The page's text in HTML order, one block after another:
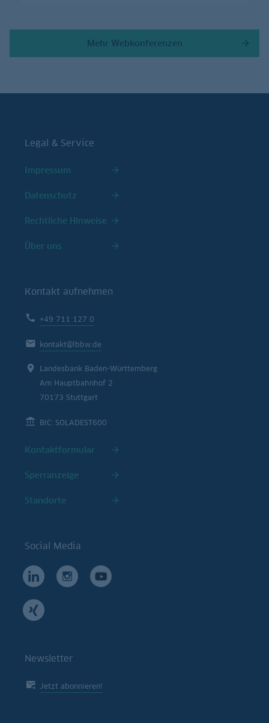
Mehr Webkonferenzen
Legal & Service
Impressum
Datenschutz
Rechtliche Hinweise
Über uns
Kontakt aufnehmen
+49 711 127 0
kontakt@lbbw.de
Landesbank Baden-Württemberg
Am Hauptbahnhof 2
70173 Stuttgart
BIC: SOLADEST600
Kontaktformular
Sperranzeige
Standorte
Social Media
Newsletter
Jetzt abonnieren!